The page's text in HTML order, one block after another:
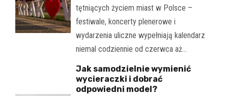
tętniących życiem miast w Polsce –
festiwale, koncerty plenerowe i
wydarzenia uliczne wypełniają kalendarz
niemal codziennie od czerwca aż…
Jak samodzielnie wymienić
wycieraczki i dobrać
odpowiedni model?